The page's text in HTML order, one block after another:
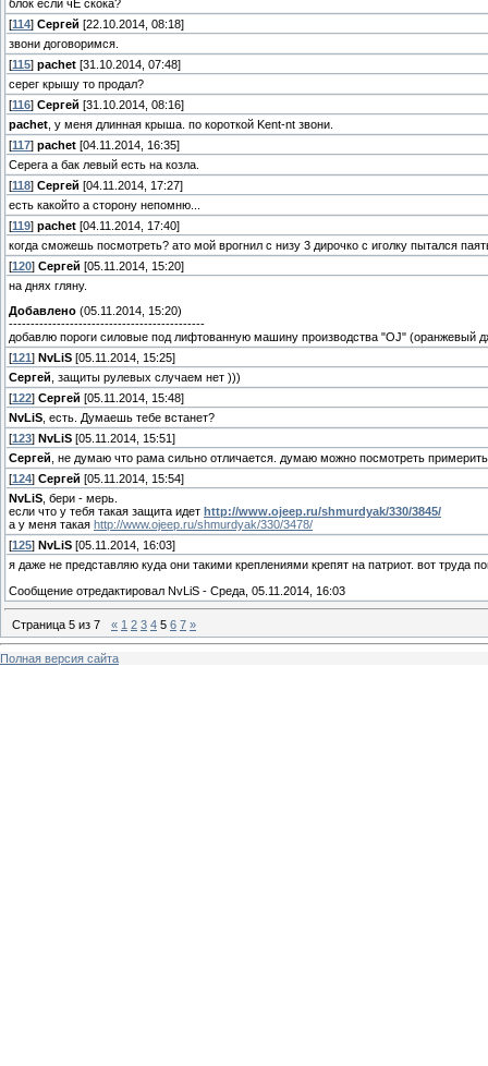
блок если чЁ скока?
[114] Сергей [22.10.2014, 08:18]
звони договоримся.
[115] pachet [31.10.2014, 07:48]
серег крышу то продал?
[116] Сергей [31.10.2014, 08:16]
pachet , у меня длинная крыша. по короткой Kent-nt звони.
[117] pachet [04.11.2014, 16:35]
Cерега а бак левый есть на козла.
[118] Сергей [04.11.2014, 17:27]
есть какойто а сторону непомню...
[119] pachet [04.11.2014, 17:40]
когда сможешь посмотреть? ато мой врогнил с низу 3 дирочко с иголку пытался
[120] Сергей [05.11.2014, 15:20]
на днях гляну.
Добавлено (05.11.2014, 15:20)
---------------------------------------------
добавлю пороги силовые под лифтованную машину производства "OJ" (оранжевый
[121 ] NvLiS [05.11.2014, 15:25]
Сергей , защиты рулевых случаем нет )))
[122] Сергей [05.11.2014, 15:48]
NvLiS , есть. Думаешь тебе встанет?
[123] NvLiS [05.11.2014, 15:51]
Сергей , не думаю что рама сильно отличается. думаю можно посмотреть примерить
[124] Сергей [05.11.2014, 15:54]
NvLiS , бери - мерь.
если что у тебя такая защита идет http://www.ojeep.ru/shmurdyak/330/3845/
а у меня такая http://www.ojeep.ru/shmurdyak/330/3478/
[125] NvLiS [05.11.2014, 16:03]
я даже не представляю куда они такими креплениями крепят на патриот. вот труда
Сообщение отредактировал NvLiS - Среда, 05.11.2014, 16:03
Страница 5 из 7 « 1 2 3 4 5 6 7 »
Полная версия сайта